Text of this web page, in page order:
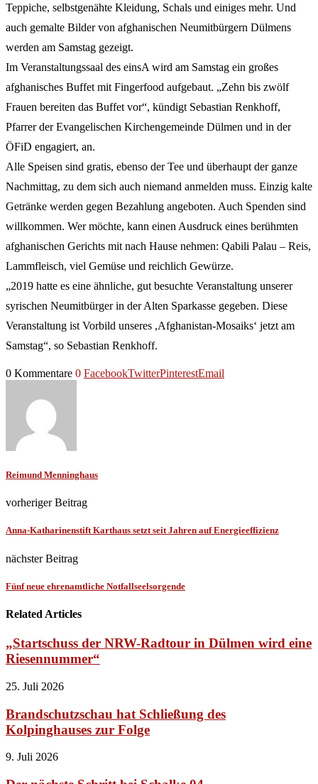
Teppiche, selbstgenähte Kleidung, Schals und einiges mehr. Und
auch gemalte Bilder von afghanischen Neumitbürgern Dülmens
werden am Samstag gezeigt.
Im Veranstaltungssaal des einsA wird am Samstag ein großes
afghanisches Buffet mit Fingerfood aufgebaut. „Zehn bis zwölf
Frauen bereiten das Buffet vor“, kündigt Sebastian Renkhoff,
Pfarrer der Evangelischen Kirchengemeinde Dülmen und in der
ÖFiD engagiert, an.
Alle Speisen sind gratis, ebenso der Tee und überhaupt der ganze
Nachmittag, zu dem sich auch niemand anmelden muss. Einzig kalte
Getränke werden gegen Bezahlung angeboten. Auch Spenden sind
willkommen. Wer möchte, kann einen Ausdruck eines berühmten
afghanischen Gerichts mit nach Hause nehmen: Qabili Palau – Reis,
Lammfleisch, viel Gemüse und reichlich Gewürze.
„2019 hatte es eine ähnliche, gut besuchte Veranstaltung unserer
syrischen Neumitbürger in der Alten Sparkasse gegeben. Diese
Veranstaltung ist Vorbild unseres ,Afghanistan-Mosaiks‘ jetzt am
Samstag“, so Sebastian Renkhoff.
0 Kommentare 0 FacebookTwitterPinterestEmail
Reimund Menninghaus
vorheriger Beitrag
Anna-Katharinenstift Karthaus setzt seit Jahren auf Energieeffizienz
nächster Beitrag
Fünf neue ehrenamtliche Notfallseelsorgende
Related Articles
„Startschuss der NRW-Radtour in Dülmen wird eine
Riesennummer“
25. Juli 2026
Brandschutzschau hat Schließung des
Kolpinghauses zur Folge
9. Juli 2026